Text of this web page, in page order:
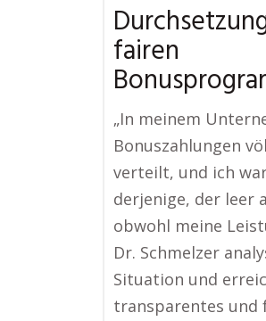
fairen
„In meinem
Bonuszahlungen
verteilt, und ich
derjenige, der leer
obwohl meine
Dr. Schmelzer
Situation und
transparentes und